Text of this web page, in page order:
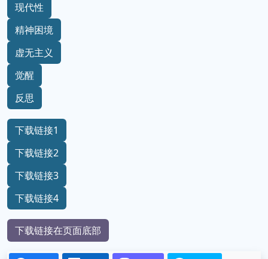
现代性
精神困境
虚无主义
觉醒
反思
下载链接1
下载链接2
下载链接3
下载链接4
下载链接在页面底部